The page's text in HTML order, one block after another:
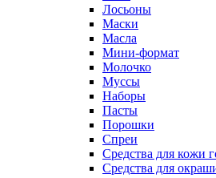
Лосьоны
Маски
Масла
Мини-формат
Молочко
Муссы
Наборы
Пасты
Порошки
Спреи
Средства для кожи
Средства для